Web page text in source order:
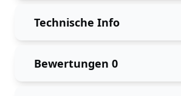
Technische Info
Bewertungen 0